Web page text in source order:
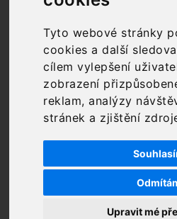
Tyto webové stránky
cookies a další
cílem vylepšení
zobrazení
reklam, analýzy
stránek a zjištění
Upravit mé
Bez front,
úřední
vyřídíte
online!
1 min čtení 4. 9. 2025